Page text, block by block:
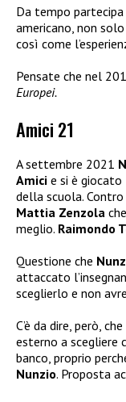
Da tempo
americano, non
così come
Pensate che nel
Europei.
Amici 21
A settembre 2021
Amici e si è
della scuola.
Mattia Zenzola
meglio. Raimondo
Questione che
attaccato
sceglierlo e non
C’è da dire, però, che
esterno a scegliere
banco, proprio
Nunzio. Proposta